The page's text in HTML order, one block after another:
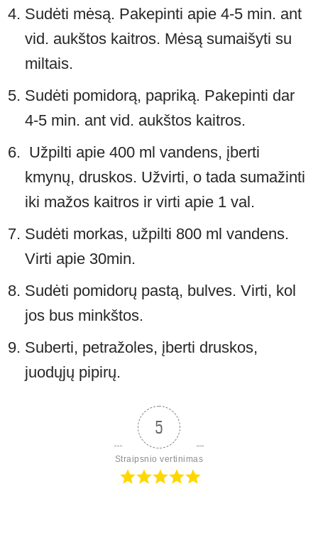
Sudėti mėsą. Pakepinti apie 4-5 min. ant
vid. aukštos kaitros. Mėsą sumaišyti su
miltais.
Sudėti pomidorą, papriką. Pakepinti dar
4-5 min. ant vid. aukštos kaitros.
Užpilti apie 400 ml vandens, įberti
kmynų, druskos. Užvirti, o tada sumažinti
iki mažos kaitros ir virti apie 1 val.
Sudėti morkas, užpilti 800 ml vandens.
Virti apie 30min.
Sudėti pomidorų pastą, bulves. Virti, kol
jos bus minkštos.
Suberti, petražoles, įberti druskos,
juodųjų pipirų.
5
Straipsnio vertinimas